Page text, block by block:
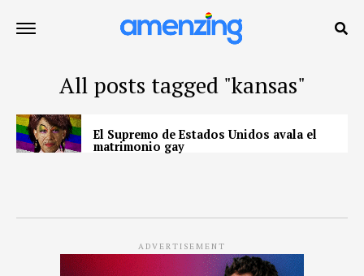
All posts tagged "kansas"
El Supremo de Estados Unidos avala el
matrimonio gay
ADVERTISEMENT